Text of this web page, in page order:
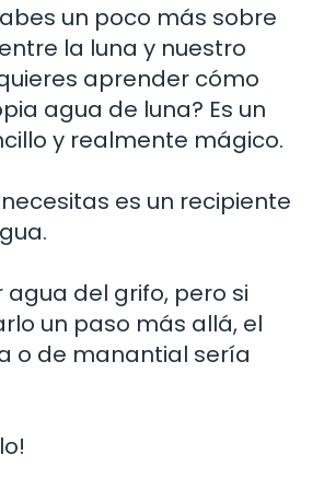
un poco más sobre
la luna y nuestro
aprender cómo
agua de luna? Es un
y realmente mágico.
es un recipiente
agua del grifo, pero si
un paso más allá, el
o de manantial sería